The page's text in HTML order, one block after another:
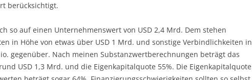
berücksichtigt.
so auf einen Unternehmenswert von USD 2,4 Mrd. Dem stehen
in Höhe von etwas über USD 1 Mrd. und sonstige Verbindlichkeiten in
gegenüber. Nach meinen Substanzwertberechnungen beträgt das
USD 1,3 Mrd. und die Eigenkapitalquote 55%. Die Eigenkapitalquote